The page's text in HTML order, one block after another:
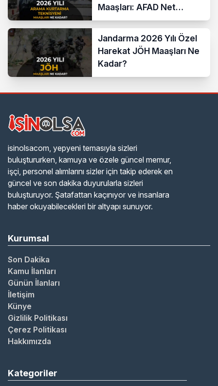
Maaşları: AFAD Net
Bordro Tablosu
Jandarma 2026 Yılı Özel
Harekat JÖH Maaşları Ne
Kadar?
isinolsacom, yepyeni temasıyla sizleri
buluştururken, kamuya ve özele güncel memur,
işçi, personel alımlarını sizler için takip ederek en
güncel ve son dakika duyurularla sizleri
buluşturuyor. Şatafattan kaçınıyor ve insanlara
haber okuyabilecekleri bir altyapı sunuyor.
Kurumsal
Son Dakika
Kamu İlanları
Günün İlanları
İletişim
Künye
Gizlilik Politikası
Çerez Politikası
Hakkımızda
Kategoriler